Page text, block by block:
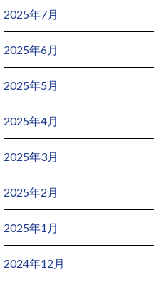
2025年7月
2025年6月
2025年5月
2025年4月
2025年3月
2025年2月
2025年1月
2024年12月